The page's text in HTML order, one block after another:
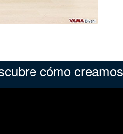
cómo